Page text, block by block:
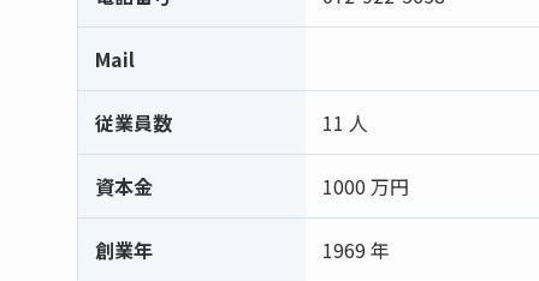
Mail
従業員数 11 人
資本金 1000 万円
創業年 1969 年